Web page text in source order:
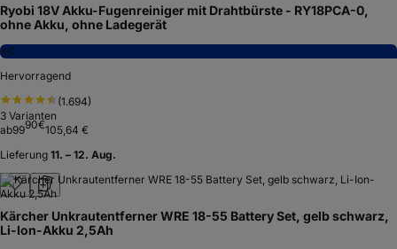
Ryobi 18V Akku-Fugenreiniger mit Drahtbürste - RY18PCA-0,
ohne Akku, ohne Ladegerät
8,0
Hervorragend
(1.694)
3 Varianten
ab9990€105,64 €
Lieferung 11. – 12. Aug.
Kärcher Unkrautentferner WRE 18-55 Battery Set, gelb schwarz,
Li-Ion-Akku 2,5Ah